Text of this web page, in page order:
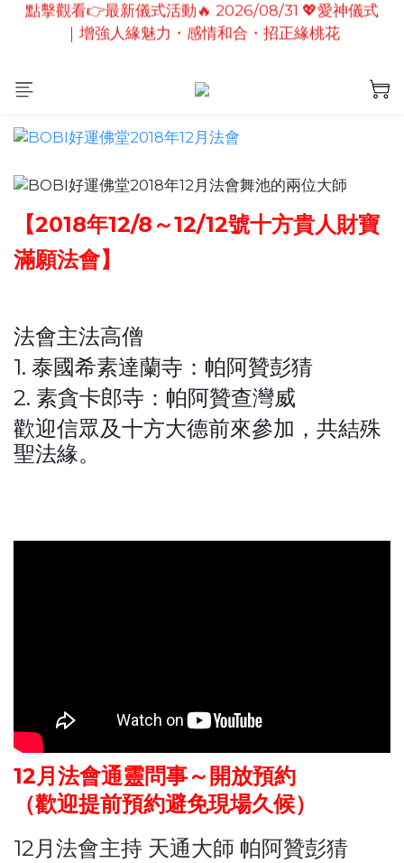
點擊觀看👉最新儀式活動🔥2026/08/19 💗2026七夕
情定善緣桃花燈｜泰國高僧祈願點燈儀式
點擊觀看👉最新儀式活動🔥2026/08/19 💗2026七夕
【2018年12/8～12/12號十方貴人財寶
滿願法會】
法會主法高僧
1. 泰國希素達蘭寺：帕阿贊彭猜
2. 素貪卡郎寺：帕阿贊查灣威
歡迎信眾及十方大德前來參加，共結殊
聖法緣。
12月法會通靈問事～開放預約
（歡迎提前預約避免現場久候）
12月法會主持 天通大師 帕阿贊彭猜